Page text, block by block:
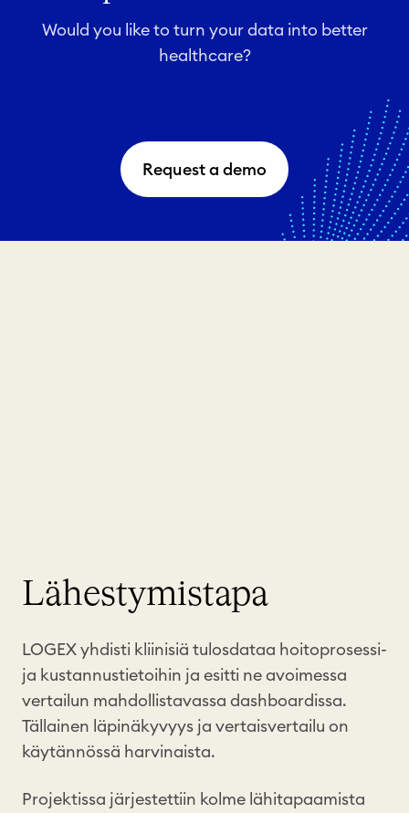
Would you like to turn your data into better
healthcare?
Request a demo
Lähestymistapa
LOGEX yhdisti kliinisiä tulosdataa hoitoprosessi-
ja kustannustietoihin ja esitti ne avoimessa
vertailun mahdollistavassa dashboardissa.
Tällainen läpinäkyvyys ja vertaisvertailu on
käytännössä harvinaista.
Projektissa järjestettiin kolme lähitapaamista